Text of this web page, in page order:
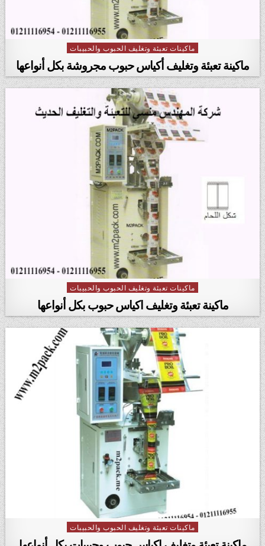
Posted in
ماكينات تعبئة وتغليف الحبوب والحبيبات
ماكينة تعبئة وتغليف أكياس حبوب مجروشة بكل أنواعها
Posted in
ماكينات تعبئة وتغليف الحبوب والحبيبات
ماكينة تعبئة وتغليف اكياس حبوب بكل أنواعها
Posted in
ماكينات تعبئة وتغليف الحبوب والحبيبات